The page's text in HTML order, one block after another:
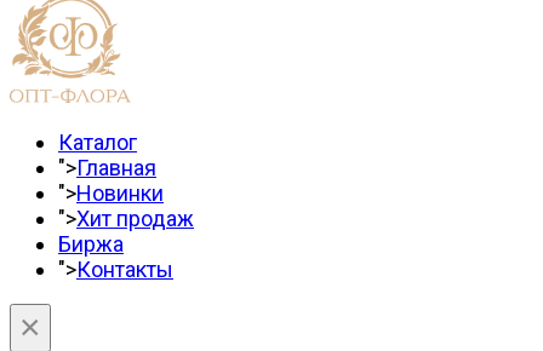
Каталог
">Главная
">Новинки
">Хит продаж
Биржа
">Контакты
×